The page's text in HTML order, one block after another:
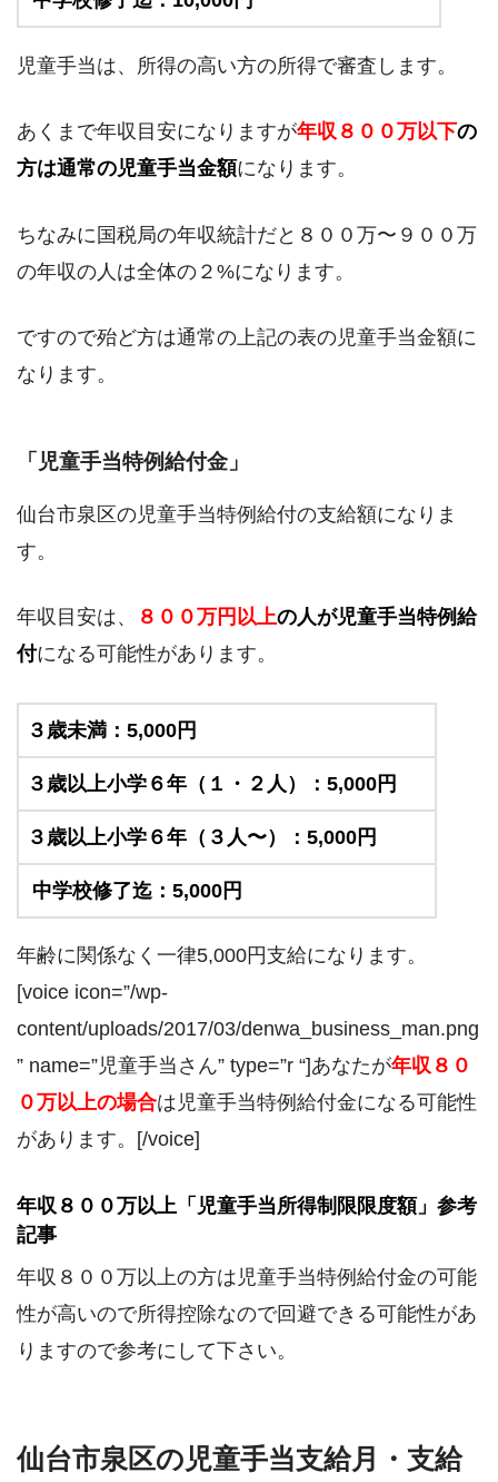
児童手当は、所得の高い方の所得で審査します。
あくまで年収目安になりますが年収８００万以下の
方は通常の児童手当金額になります。
ちなみに国税局の年収統計だと８００万〜９００万
の年収の人は全体の２%になります。
ですので殆ど方は通常の上記の表の児童手当金額に
なります。
「児童手当特例給付金」
仙台市泉区の児童手当特例給付の支給額になりま
す。
年収目安は、 ８００万円以上の人が児童手当特例給
付になる可能性があります。
３歳未満：5,000円
３歳以上小学６年（１・２人）：5,000円
３歳以上小学６年（３人〜）：5,000円
中学校修了迄：5,000円
年齢に関係なく一律5,000円支給になります。
[voice icon=”/wp-
content/uploads/2017/03/denwa_business_man.png
” name=”児童手当さん” type=”r “]あなたが年収８０
０万以上の場合は児童手当特例給付金になる可能性
があります。[/voice]
年収８００万以上「児童手当所得制限限度額」参考
記事
年収８００万以上の方は児童手当特例給付金の可能
性が高いので所得控除なので回避できる可能性があ
りますので参考にして下さい。
仙台市泉区の児童手当支給月・支給